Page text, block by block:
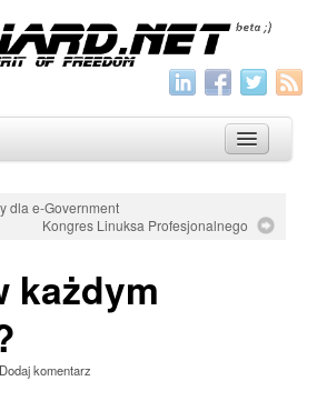
dla e-Government
Kongres Linuksa Profesjonalnego
każdym
Dodaj komentarz